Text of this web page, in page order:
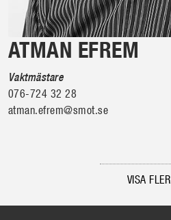
ATMAN EFREM
Vaktmästare
076-724 32 28
atman.efrem@smot.se
VISA FLER